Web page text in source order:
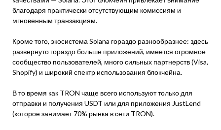
благодаря практически отсутствующим комиссиям и
мгновенным транзакциям.
Кроме того, экосистема Solana гораздо разнообразнее: здесь
развернуто гораздо больше приложений, имеется огромное
сообщество пользователей, много сильных партнерств (Visa,
Shopify) и широкий спектр использования блокчейна.
В то время как TRON чаще всего используют только для
отправки и получения USDT или для приложения JustLend
(которое занимает 70% рынка в сети TRON).